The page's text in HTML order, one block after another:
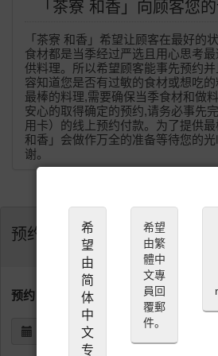
希
望
由
简
体
中
文
专
希望
由繁
體中
文專
員回
覆郵
件。
「茶寮 和香」向顾客您
「茶寮 和香」希望让顾客在最好的
食材都是当季经过严选且用心思考
供料理。所以希望顾客能事先预约
容知道您是否有过敏的食材或想吃
最棒的料理,需要确保当季食材和做
安心的取得确定的预约,请务必事先
用卡）的线上预约付款。为了提供
和香」会做作万全的准备等待您的
谢。
预约
预约日期 (JST)